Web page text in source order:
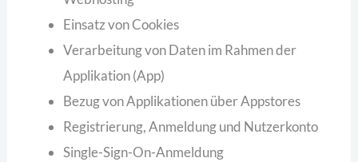
Einsatz von Cookies
Verarbeitung von Daten im Rahmen der
Applikation (App)
Bezug von Applikationen über Appstores
Registrierung, Anmeldung und Nutzerkonto
Single-Sign-On-Anmeldung